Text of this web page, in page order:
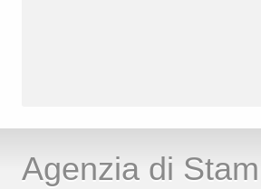
Agenzia di